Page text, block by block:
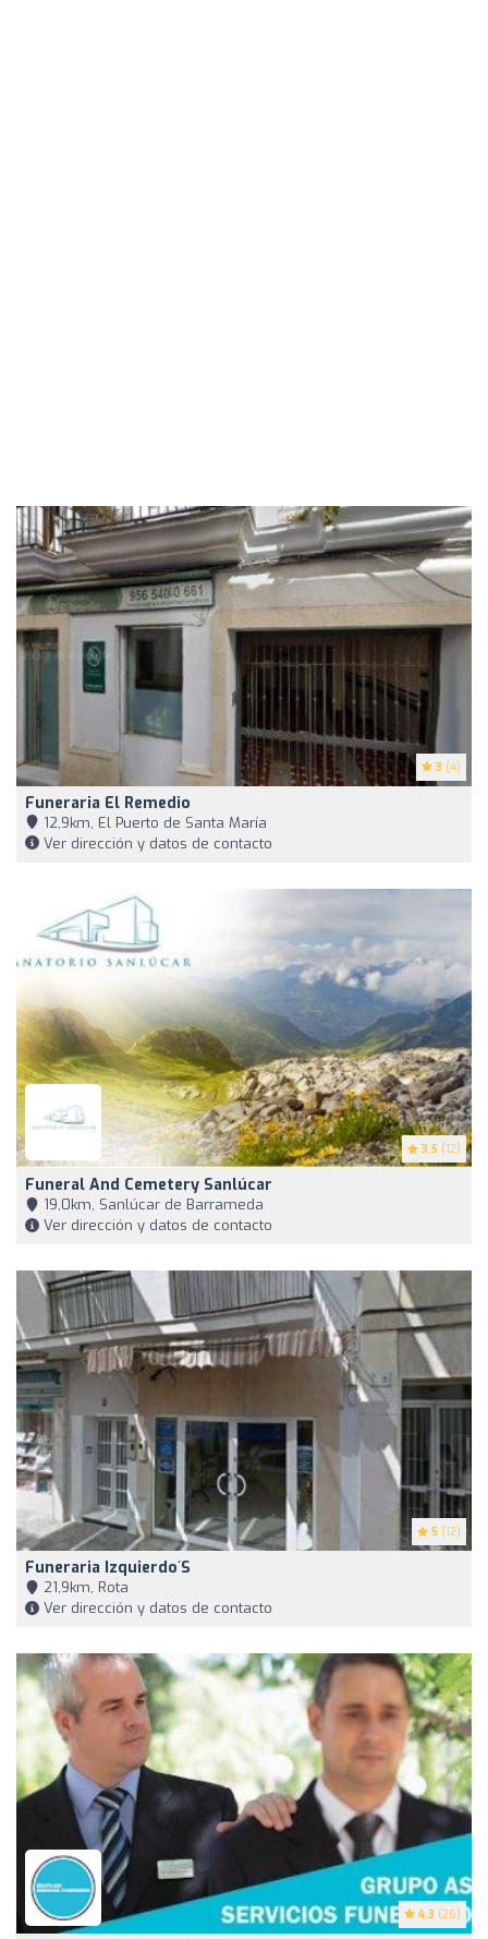
3 (4)
Funeraria El Remedio
12,9km, El Puerto de Santa María
Ver dirección y datos de contacto
3.5 (12)
Funeral And Cemetery Sanlúcar
19,0km, Sanlúcar de Barrameda
Ver dirección y datos de contacto
5 (12)
Funeraria Izquierdo´s
21,9km, Rota
Ver dirección y datos de contacto
4.3 (26)